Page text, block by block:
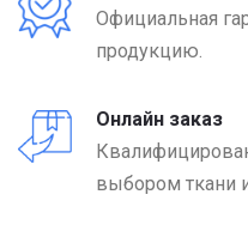
Официальная
продукцию.
Онлайн заказ
выбором ткани